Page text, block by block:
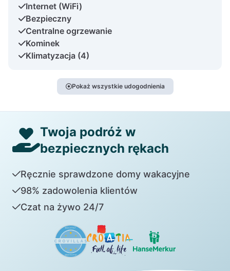
Internet (WiFi)
Bezpieczny
Centralne ogrzewanie
Kominek
Klimatyzacja (4)
Pokaż wszystkie udogodnienia
Twoja podróż w
bezpiecznych rękach
Ręcznie sprawdzone domy wakacyjne
98% zadowolenia klientów
Czat na żywo 24/7